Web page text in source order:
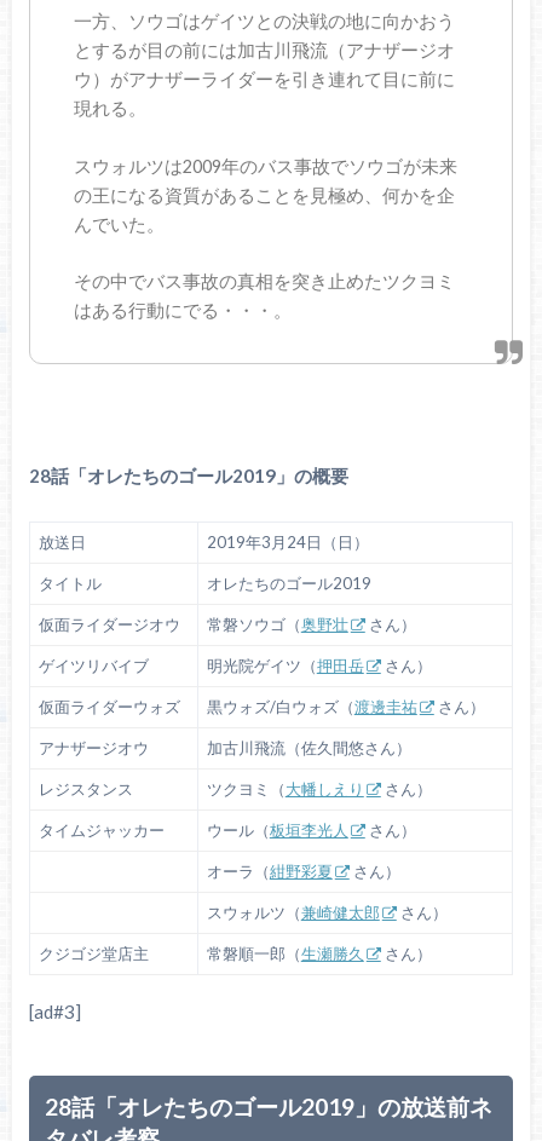
一方、ソウゴはゲイツとの決戦の地に向かおう
とするが目の前には加古川飛流（アナザージオ
ウ）がアナザーライダーを引き連れて目に前に
現れる。
スウォルツは2009年のバス事故でソウゴが未来
の王になる資質があることを見極め、何かを企
んでいた。
その中でバス事故の真相を突き止めたツクヨミ
はある行動にでる・・・。
28話「オレたちのゴール2019」の概要
放送日 2019年3月24日（日）
タイトル オレたちのゴール2019
仮面ライダージオウ 常磐ソウゴ（奥野壮 さん）
ゲイツリバイブ 明光院ゲイツ（押田岳 さん）
仮面ライダーウォズ 黒ウォズ/白ウォズ（渡邊圭祐 さん）
アナザージオウ 加古川飛流（佐久間悠さん）
レジスタンス ツクヨミ（大幡しえり さん）
タイムジャッカー ウール（板垣李光人 さん）
オーラ（紺野彩夏 さん）
スウォルツ（兼崎健太郎 さん）
クジゴジ堂店主 常磐順一郎（生瀬勝久 さん）
[ad#3]
28話「オレたちのゴール2019」の放送前ネ